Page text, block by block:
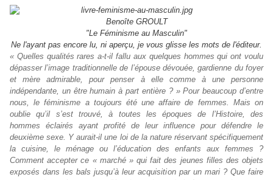
Benoîte GROULT
"Le Féminisme au Masculin"
Ne l'ayant pas encore lu, ni aperçu, je vous glisse les mots de l'éditeur.
« Quelles qualités rares a-t-il fallu aux quelques hommes qui ont voulu
dépasser l’image traditionnelle de l’épouse dévouée, gardienne du foyer
et mère admirable, pour penser à elle comme à une personne
indépendante, un être humain à part entière ? » Pour beaucoup d’entre
nous, le féminisme a toujours été une affaire de femmes. Mais on
oublie qu’il s’est trouvé, à toutes les époques de l’Histoire, des
hommes éclairés ayant profité de leur influence pour défendre le
deuxième sexe. Y aurait-il une loi de la nature réservant spécifiquement
la cuisine, le ménage ou l’éducation des enfants aux femmes ?
Comment accepter ce « marché » qui fait des jeunes filles des objets
exposés dans les bals jusqu’à leur acquisition par un mari ? Que faire